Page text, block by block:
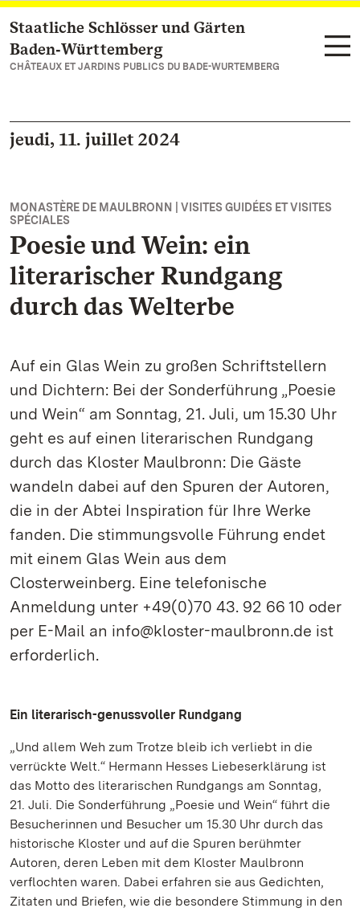
Vers la page d’accueil
Staatliche Schlösser und Gärten
Baden‑Württemberg
CHÂTEAUX ET JARDINS PUBLICS DU BADE-WURTEMBERG
jeudi, 11. juillet 2024
MONASTÈRE DE MAULBRONN | VISITES GUIDÉES ET VISITES
SPÉCIALES
Poesie und Wein: ein
literarischer Rundgang
durch das Welterbe
Auf ein Glas Wein zu großen Schriftstellern
und Dichtern: Bei der Sonderführung „Poesie
und Wein“ am Sonntag, 21. Juli, um 15.30 Uhr
geht es auf einen literarischen Rundgang
durch das Kloster Maulbronn: Die Gäste
wandeln dabei auf den Spuren der Autoren,
die in der Abtei Inspiration für Ihre Werke
fanden. Die stimmungsvolle Führung endet
mit einem Glas Wein aus dem
Closterweinberg. Eine telefonische
Anmeldung unter +49(0)70 43. 92 66 10 oder
per E-Mail an info@kloster-maulbronn.de ist
erforderlich.
Ein literarisch-genussvoller Rundgang
„Und allem Weh zum Trotze bleib ich verliebt in die
verrückte Welt.“ Hermann Hesses Liebeserklärung ist
das Motto des literarischen Rundgangs am Sonntag,
21. Juli. Die Sonderführung „Poesie und Wein“ führt die
Besucherinnen und Besucher um 15.30 Uhr durch das
historische Kloster und auf die Spuren berühmter
Autoren, deren Leben mit dem Kloster Maulbronn
verflochten waren. Dabei erfahren sie aus Gedichten,
Zitaten und Briefen, wie die besondere Stimmung in den